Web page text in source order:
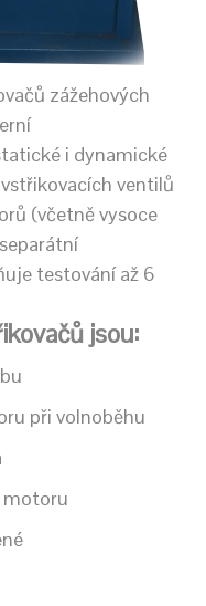
zážehových
i dynamické
ventilů
(včetně vysoce
testování až 6
jsou:
při volnoběhu
motoru